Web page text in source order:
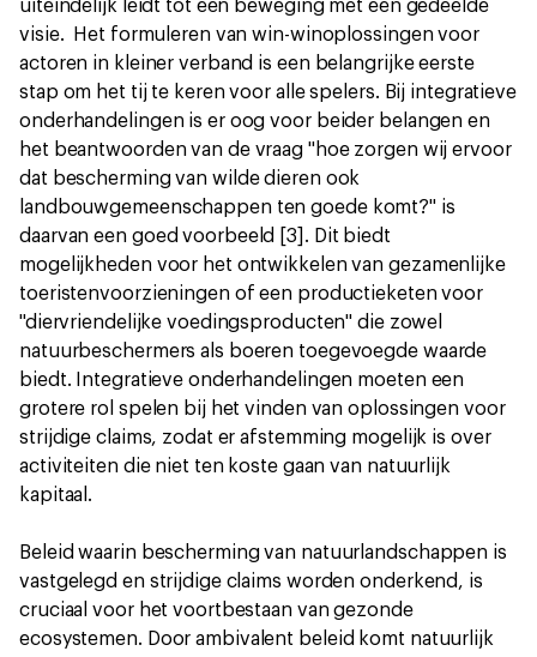
uiteindelijk leidt tot een beweging met een gedeelde
visie. Het formuleren van win-winoplossingen voor
actoren in kleiner verband is een belangrijke eerste
stap om het tij te keren voor alle spelers. Bij integratieve
onderhandelingen is er oog voor beider belangen en
het beantwoorden van de vraag ''hoe zorgen wij ervoor
dat bescherming van wilde dieren ook
landbouwgemeenschappen ten goede komt?'' is
daarvan een goed voorbeeld [3]. Dit biedt
mogelijkheden voor het ontwikkelen van gezamenlijke
toeristenvoorzieningen of een productieketen voor
''diervriendelijke voedingsproducten'' die zowel
natuurbeschermers als boeren toegevoegde waarde
biedt. Integratieve onderhandelingen moeten een
grotere rol spelen bij het vinden van oplossingen voor
strijdige claims, zodat er afstemming mogelijk is over
activiteiten die niet ten koste gaan van natuurlijk
kapitaal.
Beleid waarin bescherming van natuurlandschappen is
vastgelegd en strijdige claims worden onderkend, is
cruciaal voor het voortbestaan van gezonde
ecosystemen. Door ambivalent beleid komt natuurlijk